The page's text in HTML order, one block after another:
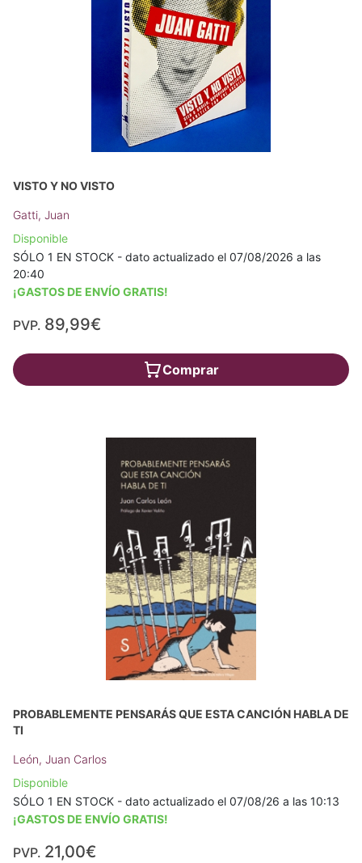
VISTO Y NO VISTO
Gatti, Juan
Disponible
SÓLO 1 EN STOCK - dato actualizado el 07/08/2026 a las
20:40
¡GASTOS DE ENVÍO GRATIS!
PVP. 89,99€
Comprar
PROBABLEMENTE PENSARÁS QUE ESTA CANCIÓN HABLA DE
TI
León, Juan Carlos
Disponible
SÓLO 1 EN STOCK - dato actualizado el 07/08/26 a las 10:13
¡GASTOS DE ENVÍO GRATIS!
PVP. 21,00€